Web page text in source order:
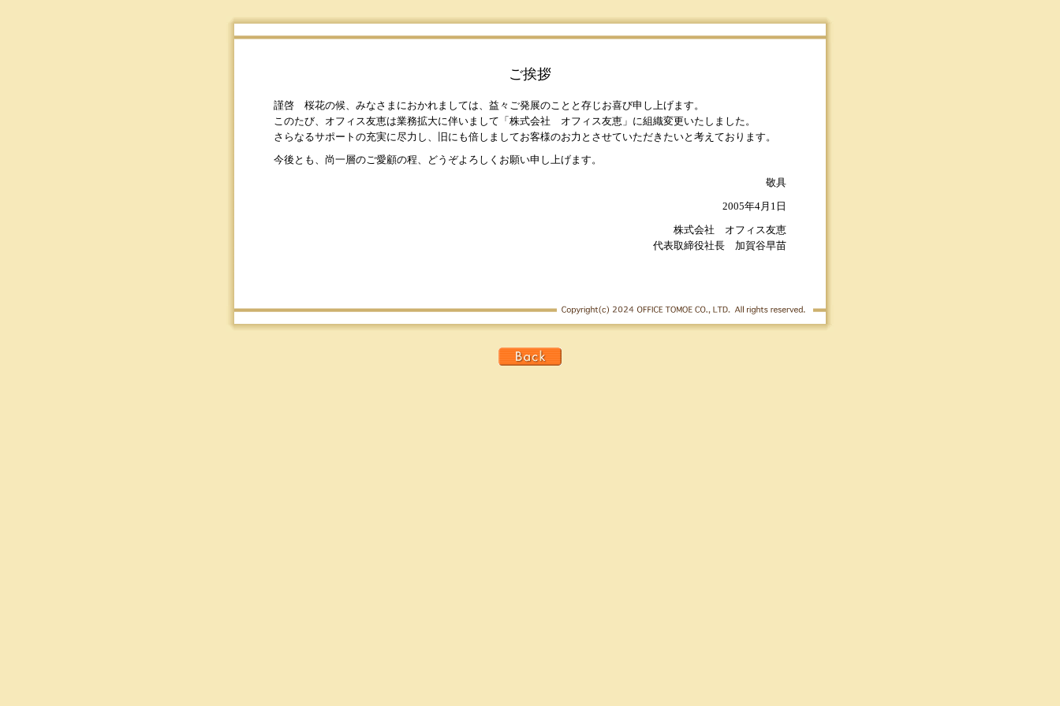
ご挨拶
謹啓 桜花の候、みなさまにおかれましては、益々ご発展のことと存じお喜び申し上げます。
このたび、オフィス友恵は業務拡大に伴いまして「株式会社 オフィス友恵」に組織変更いたしました。
さらなるサポートの充実に尽力し、旧にも倍しましてお客様のお力とさせていただきたいと考えております。
今後とも、尚一層のご愛顧の程、どうぞよろしくお願い申し上げます。
敬具
2005年4月1日
株式会社 オフィス友恵
代表取締役社長 加賀谷早苗